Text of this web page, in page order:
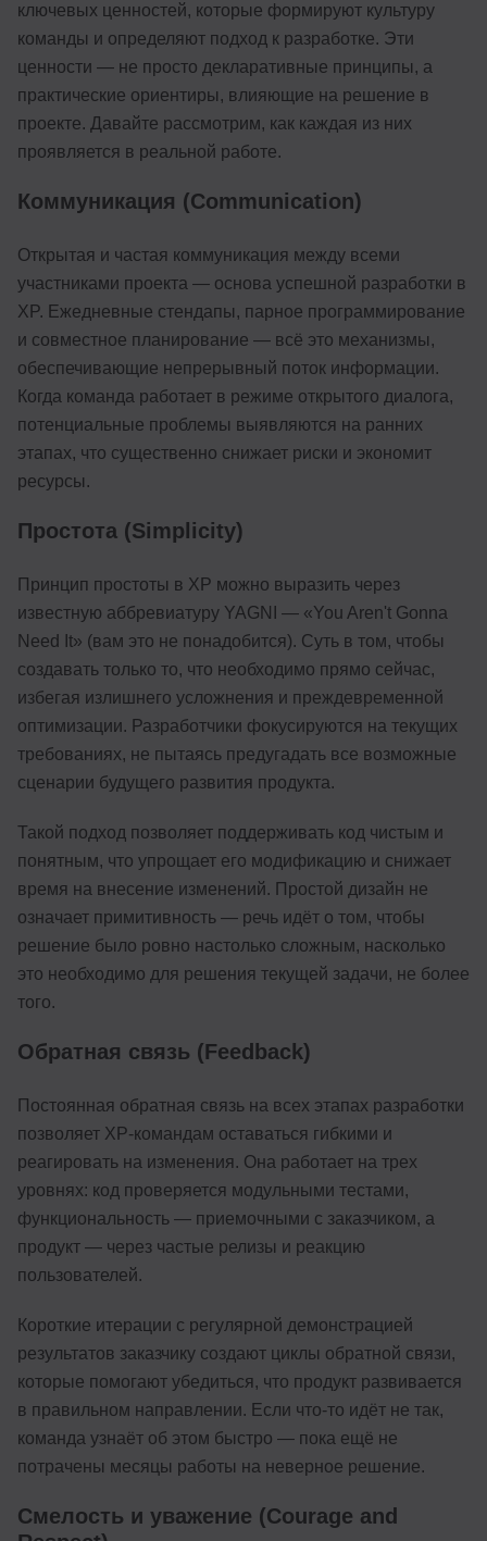
ключевых ценностей, которые формируют культуру
команды и определяют подход к разработке. Эти
ценности — не просто декларативные принципы, а
практические ориентиры, влияющие на решение в
проекте. Давайте рассмотрим, как каждая из них
проявляется в реальной работе.
Коммуникация (Communication)
Открытая и частая коммуникация между всеми
участниками проекта — основа успешной разработки в
XP. Ежедневные стендапы, парное программирование
и совместное планирование — всё это механизмы,
обеспечивающие непрерывный поток информации.
Когда команда работает в режиме открытого диалога,
потенциальные проблемы выявляются на ранних
этапах, что существенно снижает риски и экономит
ресурсы.
Простота (Simplicity)
Принцип простоты в XP можно выразить через
известную аббревиатуру YAGNI — «You Aren't Gonna
Need It» (вам это не понадобится). Суть в том, чтобы
создавать только то, что необходимо прямо сейчас,
избегая излишнего усложнения и преждевременной
оптимизации. Разработчики фокусируются на текущих
требованиях, не пытаясь предугадать все возможные
сценарии будущего развития продукта.
Такой подход позволяет поддерживать код чистым и
понятным, что упрощает его модификацию и снижает
время на внесение изменений. Простой дизайн не
означает примитивность — речь идёт о том, чтобы
решение было ровно настолько сложным, насколько
это необходимо для решения текущей задачи, не более
того.
Обратная связь (Feedback)
Постоянная обратная связь на всех этапах разработки
позволяет XP-командам оставаться гибкими и
реагировать на изменения. Она работает на трех
уровнях: код проверяется модульными тестами,
функциональность — приемочными с заказчиком, а
продукт — через частые релизы и реакцию
пользователей.
Короткие итерации с регулярной демонстрацией
результатов заказчику создают циклы обратной связи,
которые помогают убедиться, что продукт развивается
в правильном направлении. Если что-то идёт не так,
команда узнаёт об этом быстро — пока ещё не
потрачены месяцы работы на неверное решение.
Смелость и уважение (Courage and